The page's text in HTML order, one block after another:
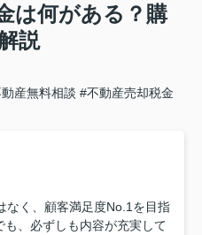
は何がある？購
説
産無料相談 #不動産売却税金
なく、顧客満足度No.1を目指
も、必ずしも内容が充実して